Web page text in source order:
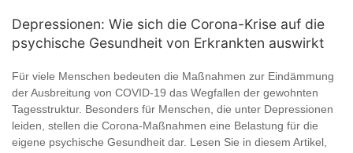
Depressionen: Wie sich die Corona-Krise auf die
psychische Gesundheit von Erkrankten auswirkt
Für viele Menschen bedeuten die Maßnahmen zur Eindämmung
der Ausbreitung von COVID-19 das Wegfallen der gewohnten
Tagesstruktur. Besonders für Menschen, die unter Depressionen
leiden, stellen die Corona-Maßnahmen eine Belastung für die
eigene psychische Gesundheit dar. Lesen Sie in diesem Artikel,